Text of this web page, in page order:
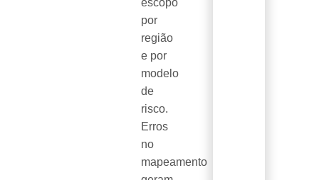
escopo
por
região
e por
modelo
de
risco.
Erros
no
mapeamento